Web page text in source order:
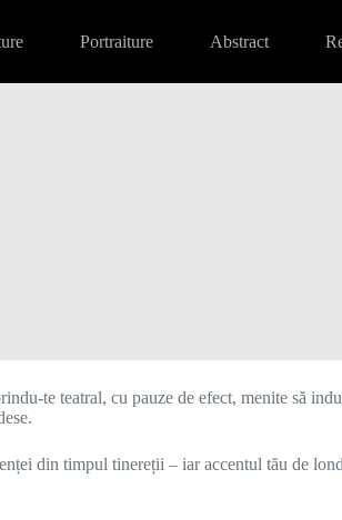
Portraiture Abstract
te teatral, cu pauze de efect, menite să
din timpul tinereții – iar accentul tău de